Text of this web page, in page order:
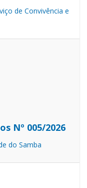
de Convivência e
Nº 005/2026
do Samba